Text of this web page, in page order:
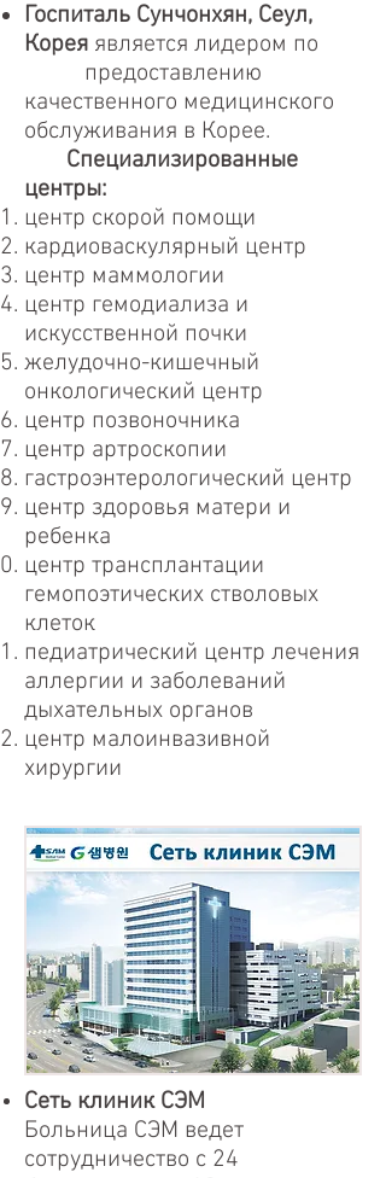
Госпиталь Сунчонхян, Сеул,
Корея является лидером по
предоставлению
качественного медицинского
обслуживания в Корее.
Специализированные
центры:
центр скорой помощи
кардиоваскулярный центр
центр маммологии
центр гемодиализа и
искусственной почки
желудочно-кишечный
онкологический центр
центр позвоночника
центр артроскопии
гастроэнтерологический центр
центр здоровья матери и
ребенка
центр трансплантации
гемопоэтических стволовых
клеток
педиатрический центр лечения
аллергии и заболеваний
дыхательных органов
центр малоинвазивной
хирургии
Сеть клиник СЭМ
Больница СЭМ ведет
сотрудничество с 24